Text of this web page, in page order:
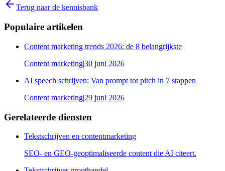
Terug naar de kennisbank
Populaire artikelen
Content marketing trends 2026: de 8 belangrijkste
Content marketing|30 juni 2026
AI speech schrijven: Van prompt tot pitch in 7 stappen
Content marketing|29 juni 2026
Gerelateerde diensten
Tekstschrijven en contentmarketing
SEO- en GEO-geoptimaliseerde content die AI citeert.